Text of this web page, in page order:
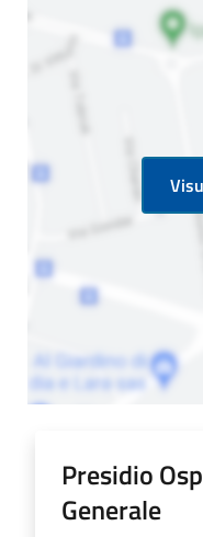
Presidio
Generale